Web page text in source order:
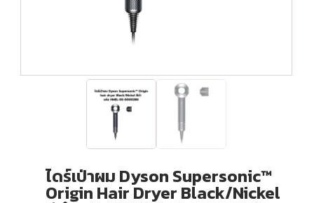
ไดร์เป่าผม Dyson Supersonic™
Origin Hair Dryer Black/Nickel